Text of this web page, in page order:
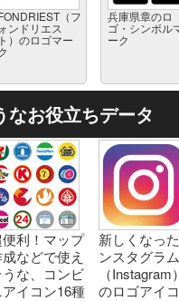
（フ
ォンドリエス
ト）のロゴマー
兵庫県章のロ
ゴ・シンボル
ーク
なお役立ちデータ
便利！マップ
などで使え
うな、コンビ
アイコン16種
新しくなっ
ンスタグラム
（Instagram）
のロゴアイ